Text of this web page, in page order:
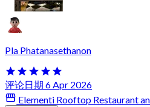
Pla Phatanasethanon
评论日期 6 Apr 2026
Elementi Rooftop Restaurant